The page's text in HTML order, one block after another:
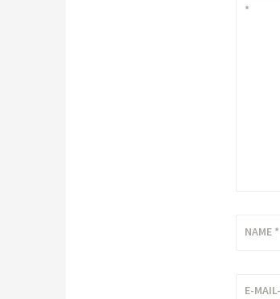
*
NAME *
E-MAIL-